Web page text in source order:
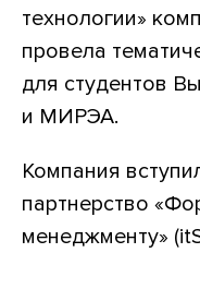
технологии»
провела
для студентов
и МИРЭА.
Компания
партнерство
менеджменту»